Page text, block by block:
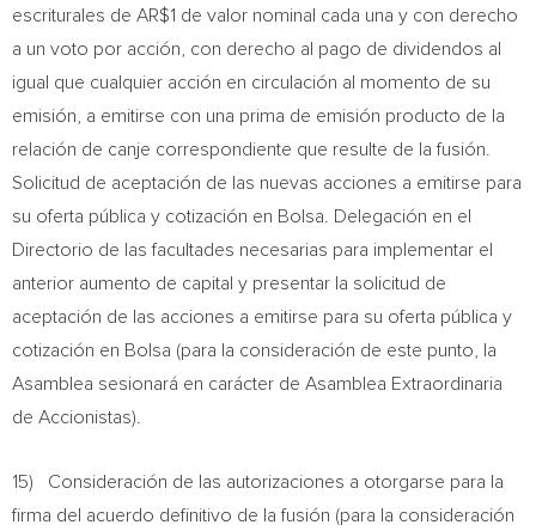
escriturales de AR$1 de valor nominal cada una y con derecho
a un voto por acción, con derecho al pago de dividendos al
igual que cualquier acción en circulación al momento de su
emisión, a emitirse con una prima de emisión producto de la
relación de canje correspondiente que resulte de la fusión.
Solicitud de aceptación de las nuevas acciones a emitirse para
su oferta pública y cotización en Bolsa. Delegación en el
Directorio de las facultades necesarias para implementar el
anterior aumento de capital y presentar la solicitud de
aceptación de las acciones a emitirse para su oferta pública y
cotización en Bolsa (para la consideración de este punto, la
Asamblea sesionará en carácter de Asamblea Extraordinaria
de Accionistas).
15) Consideración de las autorizaciones a otorgarse para la
firma del acuerdo definitivo de la fusión (para la consideración